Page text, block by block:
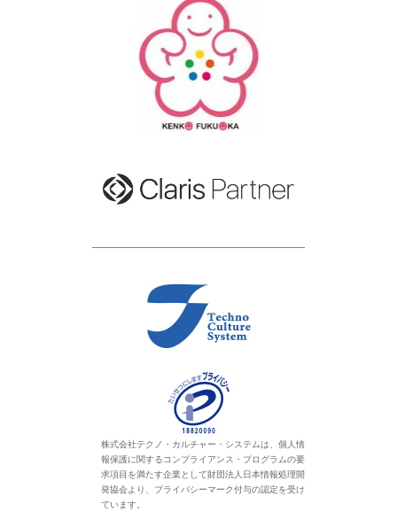
株式会社テクノ・カルチャー・システムは、個人情
報保護に関するコンプライアンス・プログラムの要
求項目を満たす企業として財団法人日本情報処理開
発協会より、プライバシーマーク付与の認定を受け
ています。